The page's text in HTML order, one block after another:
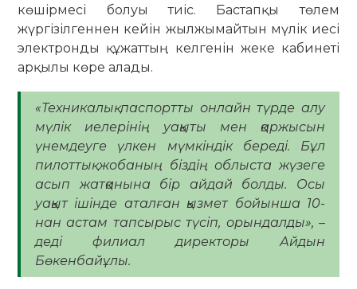
көшірмесі болуы тиіс. Бастапқы төлем
жүргізілгеннен кейін жылжымайтын мүлік иесі
электронды құжаттың келгенін жеке кабинеті
арқылы көре алады.
«Техникалық паспортты онлайн түрде алу
мүлік иелерінің уақыты мен қаржысын
үнемдеуге үлкен мүмкіндік береді. Бұл
пилоттық жобаның біздің облыста жүзеге
асып жатқанына бір айдай болды. Осы
уақыт ішінде аталған қызмет бойынша 10-
нан астам тапсырыс түсіп, орындалды», –
деді филиал директоры Айдын
Бөкенбайұлы.